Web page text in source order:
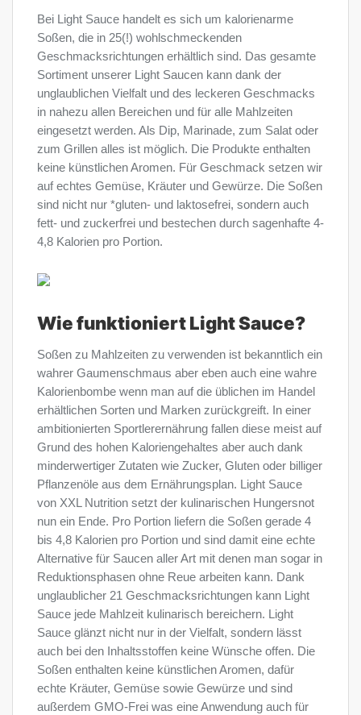
Bei Light Sauce handelt es sich um kalorienarme
Soßen, die in 25(!) wohlschmeckenden
Geschmacksrichtungen erhältlich sind. Das gesamte
Sortiment unserer Light Saucen kann dank der
unglaublichen Vielfalt und des leckeren Geschmacks
in nahezu allen Bereichen und für alle Mahlzeiten
eingesetzt werden. Als Dip, Marinade, zum Salat oder
zum Grillen alles ist möglich. Die Produkte enthalten
keine künstlichen Aromen. Für Geschmack setzen wir
auf echtes Gemüse, Kräuter und Gewürze. Die Soßen
sind nicht nur *gluten- und laktosefrei, sondern auch
fett- und zuckerfrei und bestechen durch sagenhafte 4-
4,8 Kalorien pro Portion.
Wie funktioniert Light Sauce?
Soßen zu Mahlzeiten zu verwenden ist bekanntlich ein
wahrer Gaumenschmaus aber eben auch eine wahre
Kalorienbombe wenn man auf die üblichen im Handel
erhältlichen Sorten und Marken zurückgreift. In einer
ambitionierten Sportlerernährung fallen diese meist auf
Grund des hohen Kaloriengehaltes aber auch dank
minderwertiger Zutaten wie Zucker, Gluten oder billiger
Pflanzenöle aus dem Ernährungsplan. Light Sauce
von XXL Nutrition setzt der kulinarischen Hungersnot
nun ein Ende. Pro Portion liefern die Soßen gerade 4
bis 4,8 Kalorien pro Portion und sind damit eine echte
Alternative für Saucen aller Art mit denen man sogar in
Reduktionsphasen ohne Reue arbeiten kann. Dank
unglaublicher 21 Geschmacksrichtungen kann Light
Sauce jede Mahlzeit kulinarisch bereichern. Light
Sauce glänzt nicht nur in der Vielfalt, sondern lässt
auch bei den Inhaltsstoffen keine Wünsche offen. Die
Soßen enthalten keine künstlichen Aromen, dafür
echte Kräuter, Gemüse sowie Gewürze und sind
außerdem GMO-Frei was eine Anwendung auch für